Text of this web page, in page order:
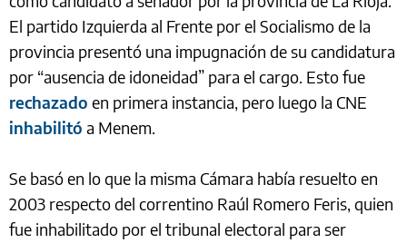
El partido Izquierda al Frente por el Socialismo de la
provincia presentó una impugnación de su candidatura
por “ausencia de idoneidad” para el cargo. Esto fue
rechazado en primera instancia, pero luego la CNE
inhabilitó a Menem.
Se basó en lo que la misma Cámara había resuelto en
2003 respecto del correntino Raúl Romero Feris, quien
fue inhabilitado por el tribunal electoral para ser